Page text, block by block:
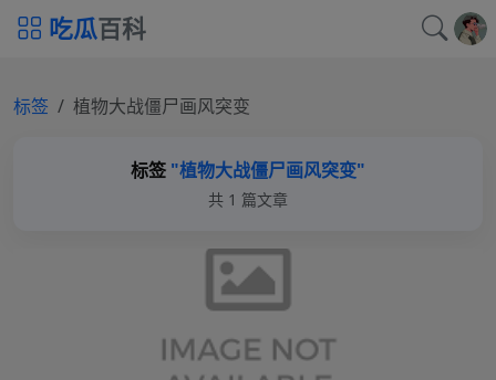
吃瓜百科
标签 植物大战僵尸画风突变
标签 "植物大战僵尸画风突变"
共 1 篇文章